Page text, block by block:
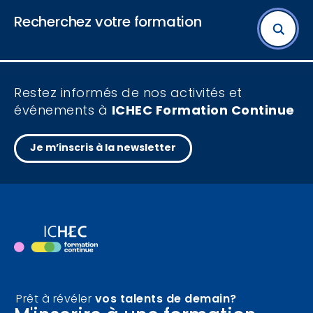
Communication, Responsable formations en
Recherchez votre formation
Thème de la formation
Profil
Restez informés de nos activités et
événements à
ICHEC Formation Continue
Je m’inscris à la newsletter
Prêt à révéler vos talents de demain?